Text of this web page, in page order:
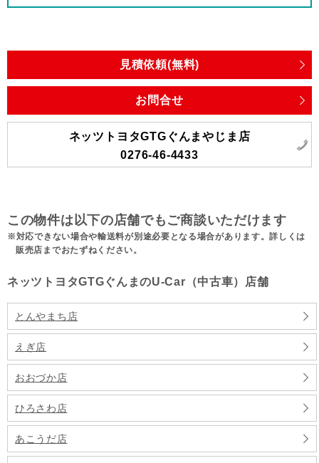
見積依頼(無料)
お問合せ
ネッツトヨタGTGぐんまやじま店
0276-46-4433
この物件は以下の店舗でもご商談いただけます
対応できない場合や輸送料が別途必要となる場合があります。詳しくは
販売店までおたずねください。
ネッツトヨタGTGぐんまのU-Car（中古車）店舗
とんやまち店
えぎ店
おおづか店
ひろさわ店
あこうだ店